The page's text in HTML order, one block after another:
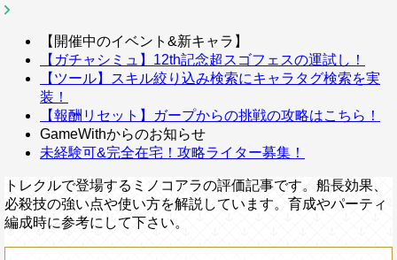
【開催中のイベント&新キャラ】
【ガチャシミュ】12th記念超スゴフェスの運試し！
【ツール】スキル絞り込み検索にキャラタグ検索を実
装！
【報酬リセット】ガープからの挑戦の攻略はこちら！
GameWithからのお知らせ
未経験可&完全在宅！攻略ライター募集！
トレクルで登場するミノコアラの評価記事です。船長効果、
必殺技の強い点や使い方を解説しています。育成やパーティ
編成時に参考にして下さい。